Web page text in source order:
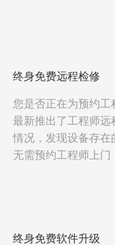
终身免费远程检修
您是否正在为预约工
最新推出了工程师远
情况，发现设备存在
无需预约工程师上门
终身免费软件升级